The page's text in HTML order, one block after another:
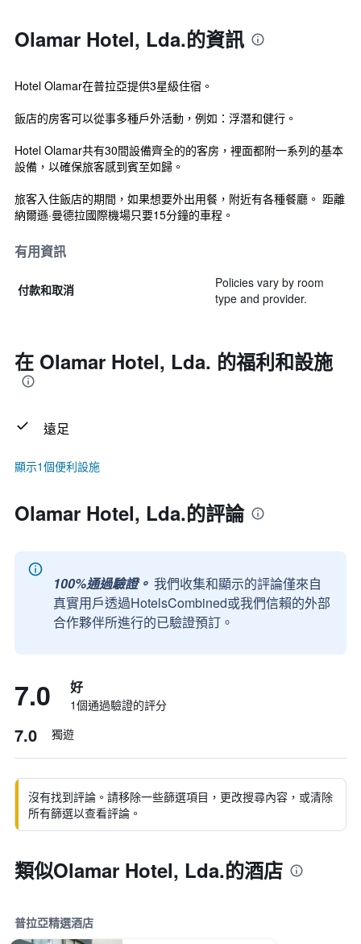
Olamar Hotel, Lda.的資訊
Hotel Olamar在普拉亞提供3星級住宿。
飯店的房客可以從事多種戶外活動，例如：浮潛和健行。
Hotel Olamar共有30間設備齊全的的客房，裡面都附一系列的基本
設備，以確保旅客感到賓至如歸。
旅客入住飯店的期間，如果想要外出用餐，附近有各種餐廳。 距離
納爾遜·曼德拉國際機場只要15分鐘的車程。
有用資訊
付款和取消
Policies vary by room
type and provider.
在 Olamar Hotel, Lda. 的福利和設施
遠足
顯示1個便利設施
Olamar Hotel, Lda.的評論
100%通過驗證。 我們收集和顯示的評論僅來自
真實用戶透過HotelsCombined或我們信賴的外部
合作夥伴所進行的已驗證預訂。
7.0 好
1個通過驗證的評分
7.0 獨遊
沒有找到評論。請移除一些篩選項目，更改搜尋內容，或清除
所有篩選以查看評論。
類似Olamar Hotel, Lda.的酒店
普拉亞精選酒店